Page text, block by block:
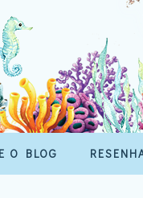
O BLOG